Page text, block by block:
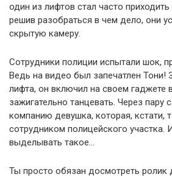
один из лифтов стал часто приходить
решив разобраться в чем дело, они
скрытую камеру.
Сотрудники полиции испытали шок,
Ведь на видео был запечатлен Тони!
лифта, он включил на своем гаджете
зажигательно танцевать. Через пару
компанию девушка, которая, кстати,
сотрудником полицейского участка.
выделывать такое…
Ты просто обязан досмотреть ролик